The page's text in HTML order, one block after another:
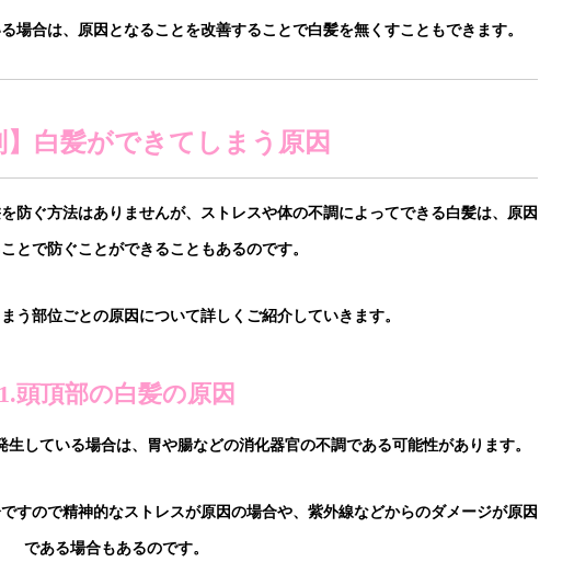
場合は、原因となることを改善することで白髪を無くすこともできます。
】白髪ができてしまう原因
防ぐ方法はありませんが、ストレスや体の不調によってできる白髪は、原因
とで防ぐことができることもあるのです。
う部位ごとの原因について詳しくご紹介していきます。
1.頭頂部の白髪の原因
している場合は、胃や腸などの消化器官の不調である可能性があります。
すので精神的なストレスが原因の場合や、紫外線などからのダメージが原因
である場合もあるのです。